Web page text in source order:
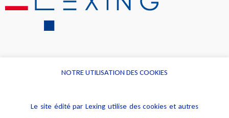
Alerte professionnelle
NOTRE UTILISATION DES COOKIES
Le site édité par Lexing utilise des cookies et autres